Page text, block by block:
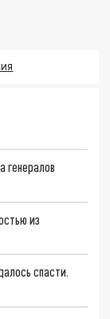
генералов
из
спасти.